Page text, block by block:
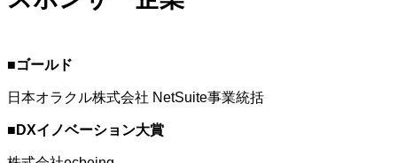
■ゴールド
日本オラクル株式会社 NetSuite事業統括
■DXイノベーション大賞